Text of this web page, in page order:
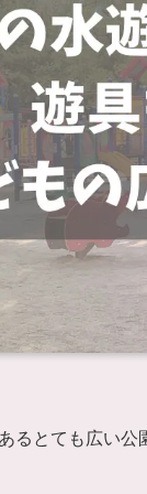
るとても広い公